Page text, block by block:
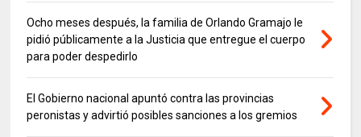
Ocho meses después, la familia de Orlando Gramajo le
pidió públicamente a la Justicia que entregue el cuerpo
para poder despedirlo
El Gobierno nacional apuntó contra las provincias
peronistas y advirtió posibles sanciones a los gremios